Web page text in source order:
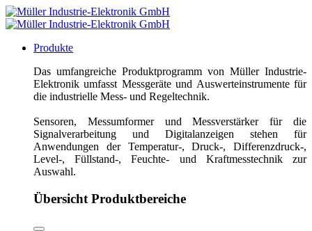
Produkte
Das umfangreiche Produktprogramm von Müller Industrie-
Elektronik umfasst Messgeräte und Auswerteinstrumente für
die industrielle Mess- und Regeltechnik.
Sensoren, Messumformer und Messverstärker für die
Signalverarbeitung und Digitalanzeigen stehen für
Anwendungen der Temperatur-, Druck-, Differenzdruck-,
Level-, Füllstand-, Feuchte- und Kraftmesstechnik zur
Auswahl.
Übersicht Produktbereiche